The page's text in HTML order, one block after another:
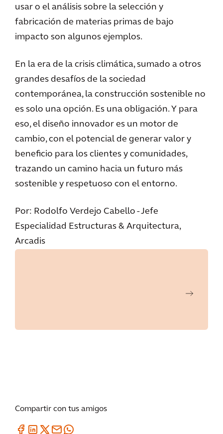
usar o el análisis sobre la selección y
fabricación de materias primas de bajo
impacto son algunos ejemplos.
En la era de la crisis climática, sumado a otros
grandes desafíos de la sociedad
contemporánea, la construcción sostenible no
es solo una opción. Es una obligación. Y para
eso, el diseño innovador es un motor de
cambio, con el potencial de generar valor y
beneficio para los clientes y comunidades,
trazando un camino hacia un futuro más
sostenible y respetuoso con el entorno.
Por: Rodolfo Verdejo Cabello - Jefe
Especialidad Estructuras & Arquitectura,
Arcadis
Compartir con tus amigos